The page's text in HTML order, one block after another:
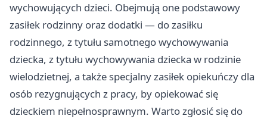
wychowujących dzieci. Obejmują one podstawowy
zasiłek rodzinny oraz dodatki — do zasiłku
rodzinnego, z tytułu samotnego wychowywania
dziecka, z tytułu wychowywania dziecka w rodzinie
wielodzietnej, a także specjalny zasiłek opiekuńczy dla
osób rezygnujących z pracy, by opiekować się
dzieckiem niepełnosprawnym. Warto zgłosić się do